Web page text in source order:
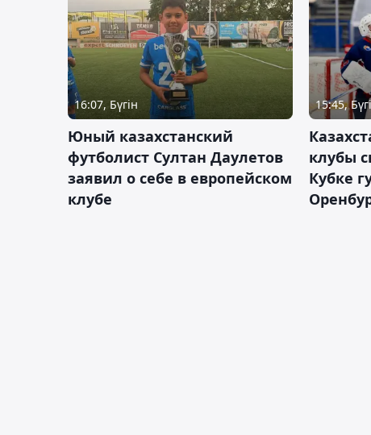
16:07, Бүгін
Юный казахстанский
футболист Султан Даулетов
заявил о себе в европейском
клубе
15:45,
клубы
Кубке